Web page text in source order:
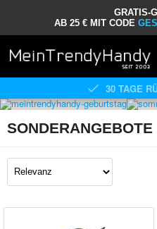
GRATIS-
AB 25 € MIT CODE
30 TAGE
SONDERANGEBOTE